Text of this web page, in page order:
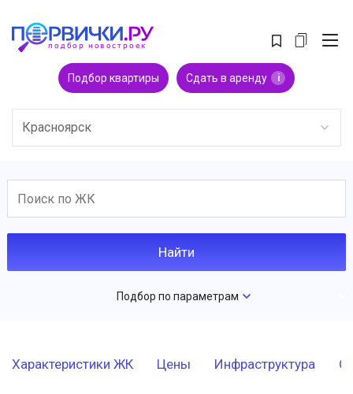
Подбор квартиры Сдать в аренду i
Красноярск
Подбор по параметрам
Характеристики ЖК Цены Инфраструктура